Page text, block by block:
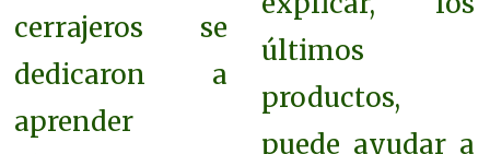
cerrajeros se
dedicaron a
aprender
últimos
productos,
puede ayudar a